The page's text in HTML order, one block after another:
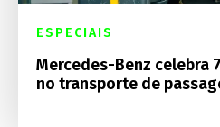
ESPECIAIS
Mercedes-Benz celebra
no transporte de